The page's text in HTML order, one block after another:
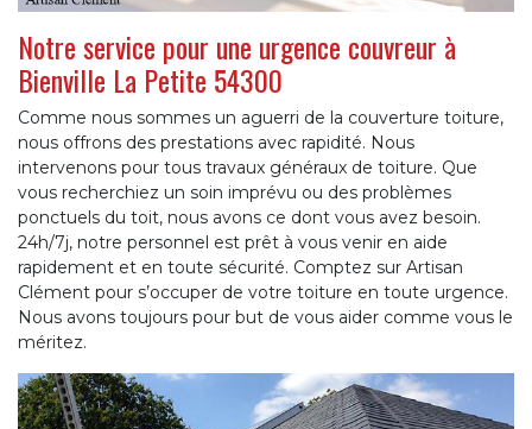
Notre service pour une urgence couvreur à
Bienville La Petite 54300
Comme nous sommes un aguerri de la couverture toiture,
nous offrons des prestations avec rapidité. Nous
intervenons pour tous travaux généraux de toiture. Que
vous recherchiez un soin imprévu ou des problèmes
ponctuels du toit, nous avons ce dont vous avez besoin.
24h/7j, notre personnel est prêt à vous venir en aide
rapidement et en toute sécurité. Comptez sur Artisan
Clément pour s’occuper de votre toiture en toute urgence.
Nous avons toujours pour but de vous aider comme vous le
méritez.